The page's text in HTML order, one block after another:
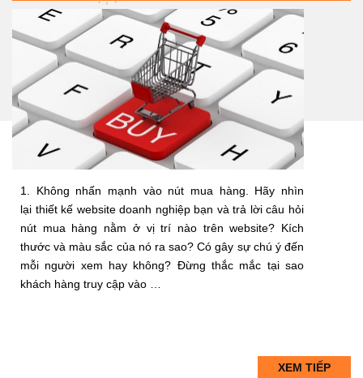
1. Không nhấn mạnh vào nút mua hàng. Hãy nhìn
lại thiết kế website doanh nghiệp bạn và trả lời câu hỏi
nút mua hàng nằm ở vị trí nào trên website? Kích
thước và màu sắc của nó ra sao? Có gây sự chú ý đến
mỗi người xem hay không? Đừng thắc mắc tại sao
khách hàng truy cập vào …
XEM TIẾP